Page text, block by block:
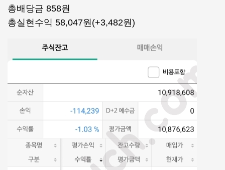
총배당금 858원
총실현수익 58,047원(+3,482원)